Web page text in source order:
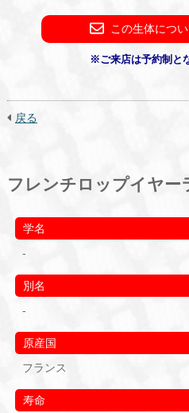
この生体につ
※ご来店は予約制と
戻る
フレンチロップイヤー
学名
-
別名
-
原産国
フランス
寿命